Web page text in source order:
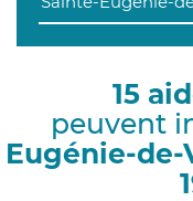
15
peuvent
Eugénie-